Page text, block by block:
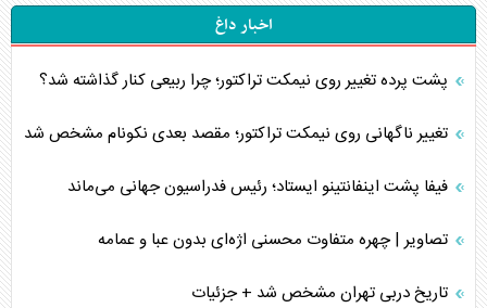
اخبار داغ
پشت پرده تغییر روی نیمکت تراکتور؛ چرا ربیعی کنار گذاشته شد؟
تغییر ناگهانی روی نیمکت تراکتور؛ مقصد بعدی نکونام مشخص شد
فیفا پشت اینفانتینو ایستاد؛ رئیس فدراسیون جهانی می‌ماند
تصاویر | چهره متفاوت محسنی اژه‌ای بدون عبا و عمامه
تاریخ دربی تهران مشخص شد + جزئیات